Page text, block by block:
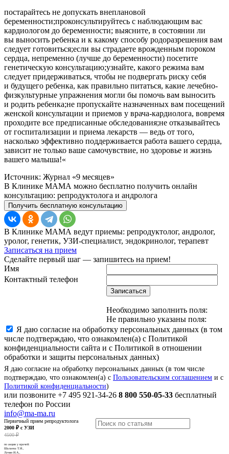
постарайтесь не допускать внеплановой
беременности;проконсультируйтесь с наблюдающим вас
кардиологом до беременности; выясните, в состоянии ли
вы выносить ребенка и к какому способу родоразрешения вам
следует готовиться;если вы страдаете врожденным пороком
сердца, непременно (лучше до беременности) посетите
генетическую консультацию;узнайте, какого режима вам
следует придерживаться, чтобы не подвергать риску себя
и будущего ребенка, как правильно питаться, какие лечебно-
физкультурные упражнения могли бы помочь вам выносить
и родить ребенка;не пропускайте назначенных вам посещений
женской консультации и приемов у врача-кардиолога, вовремя
проходите все предписанные обследования;не отказывайтесь
от госпитализации и приема лекарств — ведь от того,
насколько эффективно поддерживается работа вашего сердца,
зависит не только ваше самочувствие, но здоровье и жизнь
вашего малыша!«
Источник: Журнал «9 месяцев»
В Клинике МАМА можно бесплатно получить онлайн
консультацию: репродуктолога и андролога
Получить бесплатную консультацию
В Клинике МАМА ведут приемы: репродуктолог, андролог,
уролог, генетик, УЗИ-специалист, эндокринолог, терапевт
Записаться на прием
Сделайте первый шаг — запишитесь на прием!
Имя
Контактный телефон
Записаться
Необходимо заполнить поля:
Не правильно указаны поля:
Я даю согласие на обработку персональных данных (в том
числе подтверждаю, что ознакомлен(а) с Политикой
конфиденциальности сайта и с Политикой в отношении
обработки и защиты персональных данных)
Я даю согласие на обработку персональных данных (в том числе
подтверждаю, что ознакомлен(а) с Пользовательским соглашением и с
Политикой конфиденциальности)
или позвоните +7 495 921-34-26 8 800 550-05-33 бесплатный
телефон по России
info@ma-ma.ru
Первичный прием репродуктолога
2000 ₽ с УЗИ
4500 ₽
по акции у врачей:
Шалаева Т.И.,
Лучин И.А.,